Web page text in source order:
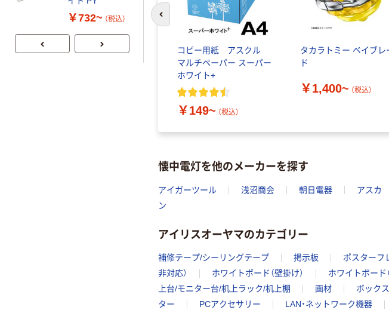
コピー用紙 アスクル
マルチペーパー スーパー
ホワイト+
￥149~ （税込）
タカラトミー ベイブレ
ド
￥1,400~ （税込）
前のスライドへ
懐中電灯を他のメーカーを探す
アイガーツール 浅沼商会 朝日電器 アスカ
ン
アイリスオーヤマのカテゴリー
補修テープ/シーリングテープ 掲示板 ポスターフ
非対応）
ホワイトボード（壁掛け） ホワイトボード
上台/モニター台/机上ラック/机上棚
画材 ボックス
ター
PCアクセサリー LAN・ネットワーク機器
￥732~ （税込） ￥732~ （税込）